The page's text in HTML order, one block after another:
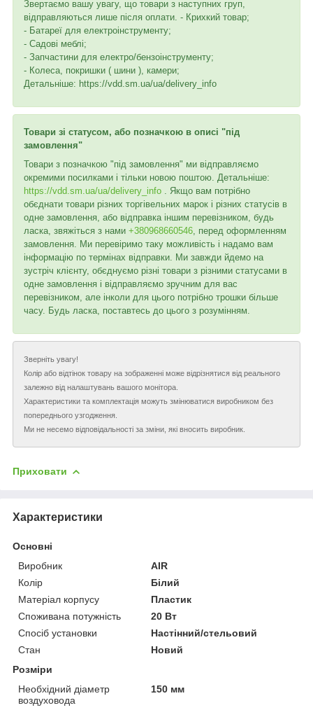
Звертаємо вашу увагу, що товари з наступних груп,
відправляються лише після оплати. - Крихкий товар;
- Батареї для електроінструменту;
- Садові меблі;
- Запчастини для електро/бензоінструменту;
- Колеса, покришки ( шини ), камери;
Детальніше: https://vdd.sm.ua/ua/delivery_info
Товари зі статусом, або позначкою в описі "під
замовлення"
Товари з позначкою "під замовлення" ми відправляємо
окремими посилками і тільки новою поштою. Детальніше:
https://vdd.sm.ua/ua/delivery_info . Якщо вам потрібно
обєднати товари різних торгівельних марок і різних статусів в
одне замовлення, або відправка іншим перевізником, будь
ласка, звяжіться з нами +380968660546 , перед оформленням
замовлення. Ми перевіримо таку можливість і надамо вам
інформацію по термінах відправки. Ми завжди йдемо на
зустріч клієнту, обєднуємо різні товари з різними статусами в
одне замовлення і відправляємо зручним для вас
перевізником, але інколи для цього потрібно трошки більше
часу. Будь ласка, поставтесь до цього з розумінням.
Зверніть увагу!
Колір або відтінок товару на зображенні може відрізнятися від реального
залежно від налаштувань вашого монітора.
Характеристики та комплектація можуть змінюватися виробником без
попереднього узгодження.
Ми не несемо відповідальності за зміни, які вносить виробник.
Приховати
Характеристики
Основні
Виробник
AIR
Колір
Білий
Матеріал корпусу
Пластик
Споживана потужність
20 Вт
Спосіб установки
Настінний/стельовий
Стан
Новий
Розміри
Необхідний діаметр
воздуховода
150 мм